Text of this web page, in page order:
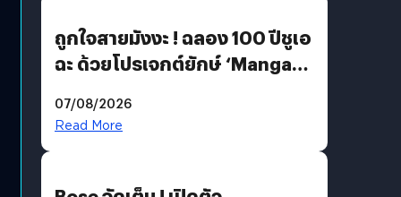
ถูกใจสายมังงะ ! ฉลอง 100 ปีชูเอ
ฉะ ด้วยโปรเจกต์ยักษ์ ‘Manga
มีภาษาไทยด้วย
07/08/2026
Read More